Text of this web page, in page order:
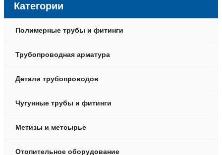
Категории
Полимерные трубы и фитинги
Трубопроводная арматура
Детали трубопроводов
Чугунные трубы и фитинги
Метизы и метсырье
Отопительное оборудование